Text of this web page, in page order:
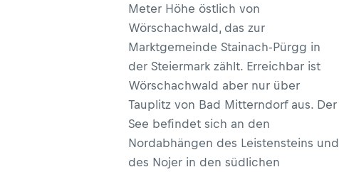
Meter Höhe östlich von
Wörschachwald, das zur
Marktgemeinde Stainach-Pürgg in
der Steiermark zählt. Erreichbar ist
Wörschachwald aber nur über
Tauplitz von Bad Mitterndorf aus. Der
See befindet sich an den
Nordabhängen des Leistensteins und
des Nojer in den südlichen